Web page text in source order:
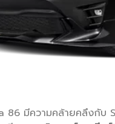
86 มีความคล้ายคลึงกับ